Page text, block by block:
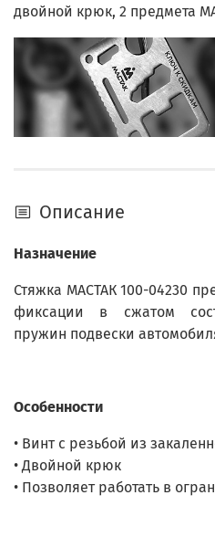
двойной крюк, 2 предмета
Описание
Назначение
Стяжка МАСТАК 100-04230
фиксации в сжатом
пружин подвески
Особенности
• Винт с резьбой из
• Двойной крюк
• Позволяет работать в